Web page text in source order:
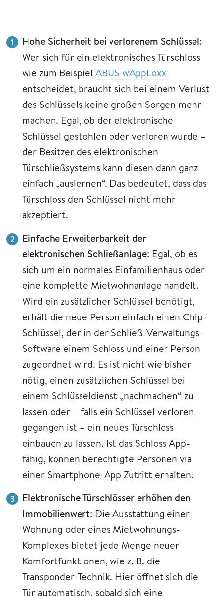
Hohe Sicherheit bei verlorenem Schlüssel:
Wer sich für ein elektronisches Türschloss
wie zum Beispiel ABUS wAppLoxx
entscheidet, braucht sich bei einem Verlust
des Schlüssels keine großen Sorgen mehr
machen. Egal, ob der elektronische
Schlüssel gestohlen oder verloren wurde –
der Besitzer des elektronischen
Türschließsystems kann diesen dann ganz
einfach „auslernen“. Das bedeutet, dass das
Türschloss den Schlüssel nicht mehr
akzeptiert.
Einfache Erweiterbarkeit der
elektronischen Schließanlage: Egal, ob es
sich um ein normales Einfamilienhaus oder
eine komplette Mietwohnanlage handelt.
Wird ein zusätzlicher Schlüssel benötigt,
erhält die neue Person einfach einen Chip-
Schlüssel, der in der Schließ-Verwaltungs-
Software einem Schloss und einer Person
zugeordnet wird. Es ist nicht wie bisher
nötig, einen zusätzlichen Schlüssel bei
einem Schlüsseldienst „nachmachen“ zu
lassen oder – falls ein Schlüssel verloren
gegangen ist – ein neues Türschloss
einbauen zu lassen. Ist das Schloss App-
fähig, können berechtigte Personen via
einer Smartphone-App Zutritt erhalten.
Elektronische Türschlösser erhöhen den
Immobilienwert: Die Ausstattung einer
Wohnung oder eines Mietwohnungs-
Komplexes bietet jede Menge neuer
Komfortfunktionen, wie z. B. die
Transponder-Technik. Hier öffnet sich die
Tür automatisch, sobald sich eine